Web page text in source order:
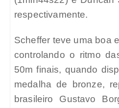
respectivamente.
Scheffer teve uma boa
controlando o ritmo
50m finais, quando
medalha de bronze,
brasileiro Gustavo